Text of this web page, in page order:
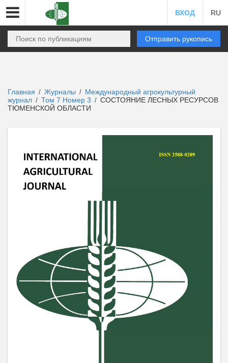
ВХОД RU
Отправить рукопись
Главная / Журналы / Международный агрокультурный
журнал / Том 7 Номер 3 / СОСТОЯНИЕ ЛЕСНЫХ РЕСУРСОВ
ТЮМЕНСКОЙ ОБЛАСТИ